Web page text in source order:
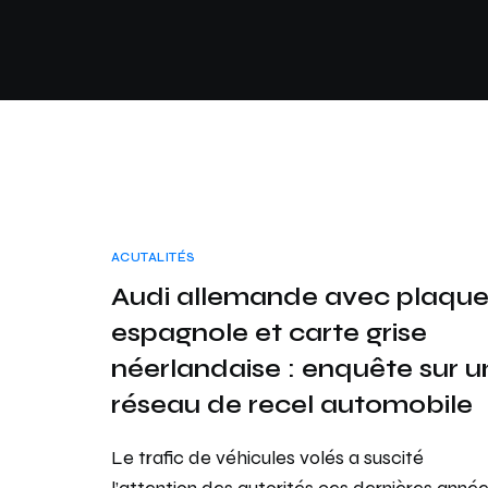
ACUTALITÉS
Audi allemande avec plaque
espagnole et carte grise
néerlandaise : enquête sur
réseau de recel automobile
Le trafic de véhicules volés a suscité